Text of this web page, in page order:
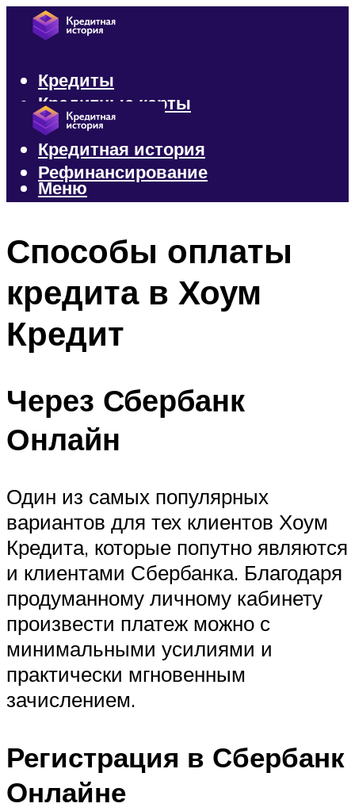
Кредиты
Кредитные карты
Микрозаймы
Кредитная история
Рефинансирование
Меню
Способы оплаты
кредита в Хоум
Кредит
Через Сбербанк
Онлайн
Один из самых популярных
вариантов для тех клиентов Хоум
Кредита, которые попутно являются
и клиентами Сбербанка. Благодаря
продуманному личному кабинету
произвести платеж можно с
минимальными усилиями и
практически мгновенным
зачислением.
Регистрация в Сбербанк
Онлайне